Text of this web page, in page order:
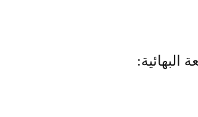
البهائية: